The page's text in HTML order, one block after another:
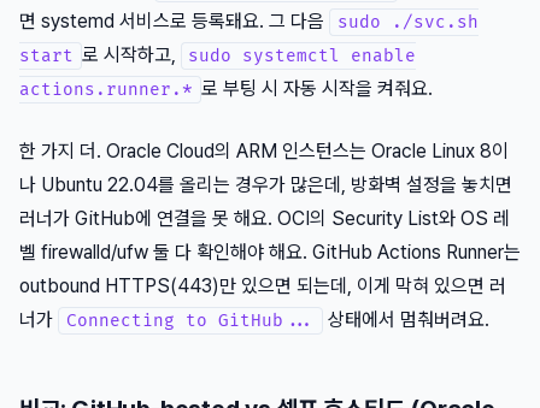
면 systemd 서비스로 등록돼요. 그 다음
sudo ./svc.sh
start 로 시작하고,
sudo systemctl enable
actions.runner.* 로 부팅 시 자동 시작을 켜줘요.
한 가지 더. Oracle Cloud의 ARM 인스턴스는 Oracle Linux 8이
나 Ubuntu 22.04를 올리는 경우가 많은데, 방화벽 설정을 놓치면
러너가 GitHub에 연결을 못 해요. OCI의 Security List와 OS 레
벨 firewalld/ufw 둘 다 확인해야 해요. GitHub Actions Runner는
outbound HTTPS(443)만 있으면 되는데, 이게 막혀 있으면 러
너가
Connecting to GitHub... 상태에서 멈춰버려요.